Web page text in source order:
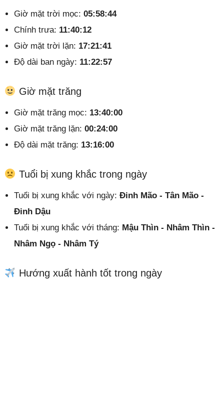
Giờ mặt trời mọc: 05:58:44
Chính trưa: 11:40:12
Giờ mặt trời lặn: 17:21:41
Độ dài ban ngày: 11:22:57
Giờ mặt trăng
Giờ mặt trăng mọc: 13:40:00
Giờ mặt trăng lặn: 00:24:00
Độ dài mặt trăng: 13:16:00
Tuổi bị xung khắc trong ngày
Tuổi bị xung khắc với ngày: Ðinh Mão - Tân Mão -
Đinh Dậu
Tuổi bị xung khắc với tháng: Mậu Thìn - Nhâm Thìn -
Nhâm Ngọ - Nhâm Tý
Hướng xuất hành tốt trong ngày